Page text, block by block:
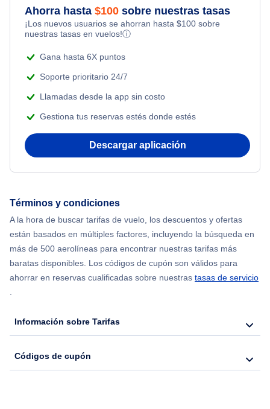
Flights from Nueva York to Estanbul
Flights from Nueva York to Singapur
Flights from Nueva York to Mumbai
Flights from Shanghai to Nueva York
Flights from Nueva York to Seúl
Flights from Nueva York to Hong Kong
Adventure Vacations
Ahorra hasta $100 sobre nuestras tasas
¡Los nuevos usuarios se ahorran hasta $100 sobre
nuestras tasas en vuelos!ⓘ
Gana hasta 6X puntos
Soporte prioritario 24/7
Llamadas desde la app sin costo
Gestiona tus reservas estés donde estés
Descargar aplicación
Términos y condiciones
A la hora de buscar tarifas de vuelo, los descuentos y ofertas
están basados en múltiples factores, incluyendo la búsqueda en
más de 500 aerolíneas para encontrar nuestras tarifas más
baratas disponibles. Los códigos de cupón son válidos para
ahorrar en reservas cualificadas sobre nuestras tasas de servicio
.
Información sobre Tarifas
Códigos de cupón